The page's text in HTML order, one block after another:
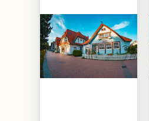
Optionen
können
auf
der
Produktseite
gewählt
werden